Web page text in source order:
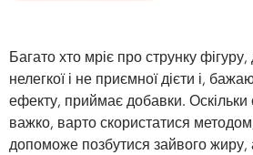
Багато хто мріє про струнку
нелегкої і не приємної дієти і,
ефекту, приймає добавки. Оскільки
важко, варто скористатися
допоможе позбутися зайвого жиру,